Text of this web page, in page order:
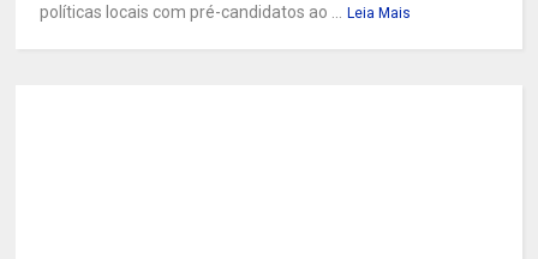
políticas locais com pré-candidatos ao ...
Leia Mais